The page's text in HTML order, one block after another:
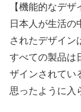
【機能的なデザ
日本人が生活の
されたデザイン
すべての製品は
ザインされてい
思ったように入